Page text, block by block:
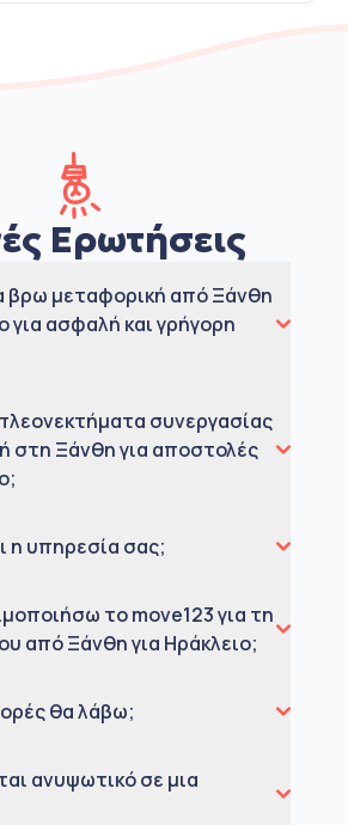
Ερωτήσεις
μεταφορική από Ξάνθη
για ασφαλή και γρήγορη
συνεργασίας
στη Ξάνθη για αποστολές
η υπηρεσία σας;
το move123 για τη
από Ξάνθη για Ηράκλειο;
θα λάβω;
ανυψωτικό σε μια